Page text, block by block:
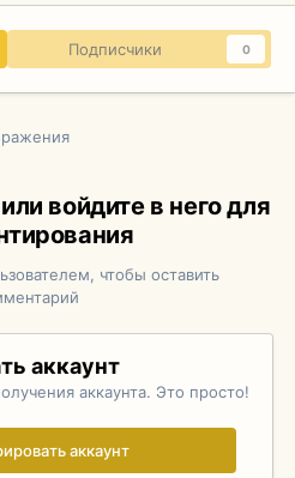
Подписчики 0
войдите в него для
чтобы оставить
аккаунт
аккаунта. Это просто!
аккаунт